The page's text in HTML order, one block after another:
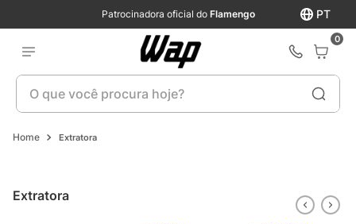
PT
Patrocinadora oficial do Flamengo
0
O que você procura hoje?
Extratora
Extratora